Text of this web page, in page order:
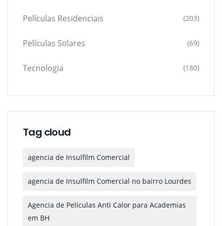
Películas Residenciais (203)
Películas Solares (69)
Tecnologia (180)
Tag cloud
agencia de Insulfilm Comercial
agencia de Insulfilm Comercial no bairro Lourdes
Agencia de Películas Anti Calor para Academias
em BH